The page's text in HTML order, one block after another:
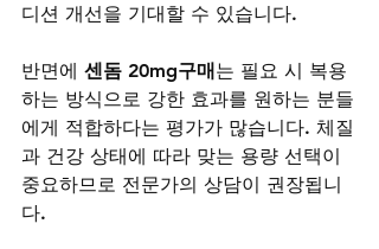
디션 개선을 기대할 수 있습니다.
반면에 센돔 20mg구매는 필요 시 복용
하는 방식으로 강한 효과를 원하는 분들
에게 적합하다는 평가가 많습니다. 체질
과 건강 상태에 따라 맞는 용량 선택이
중요하므로 전문가의 상담이 권장됩니
다.